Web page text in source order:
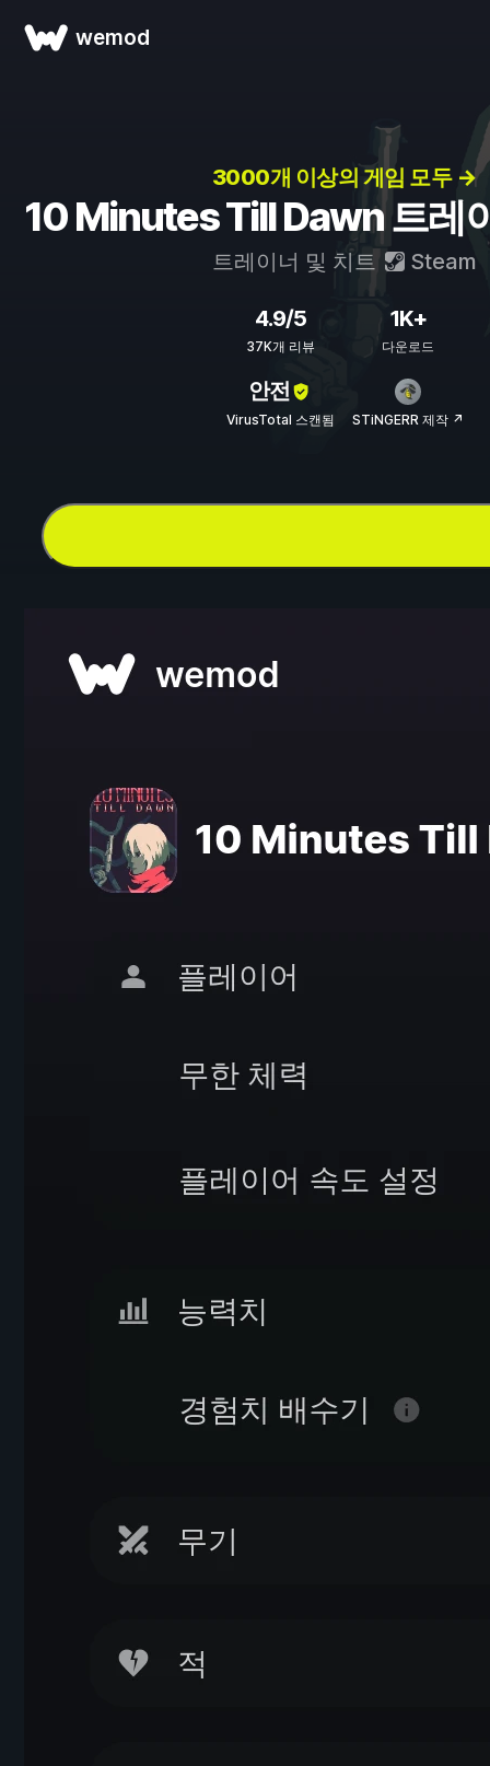
wemod
3000개 이상의 게임 모두 →
10 Minutes Till Dawn 트레
트레이너 및 치트 Steam
4.9/5
37K개 리뷰
1K+
다운로드
안전
VirusTotal 스캔됨 STiNGERR 제작 ↗